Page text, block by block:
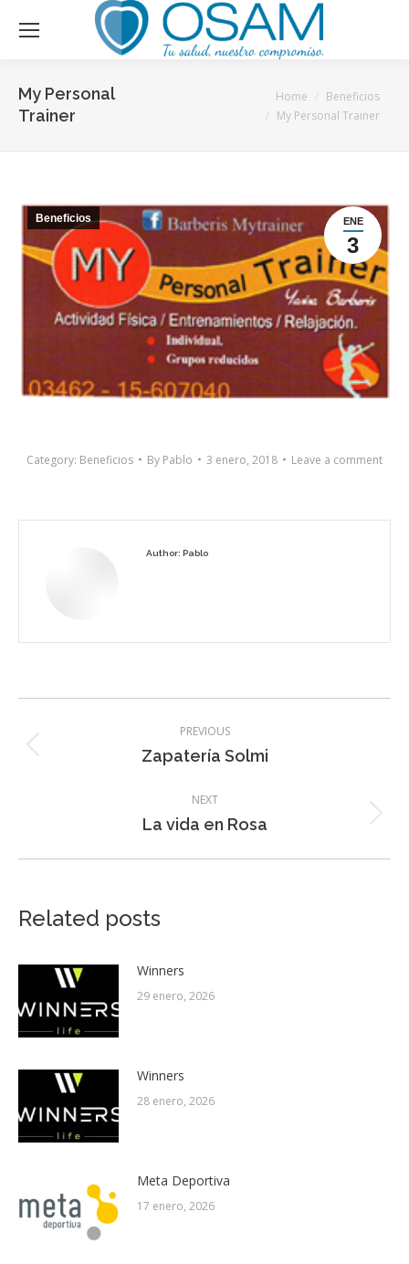
My Personal
Trainer
Home
Beneficios
My Personal Trainer
ENE
3
Beneficios
Category: Beneficios By Pablo 3 enero, 2018 Leave a comment
Author: Pablo
navigation
PREVIOUS
Previous
Zapatería Solmi
NEXT
Next
La vida en Rosa
Related posts
Winners
29 enero, 2026
Winners
28 enero, 2026
Meta Deportiva
17 enero, 2026